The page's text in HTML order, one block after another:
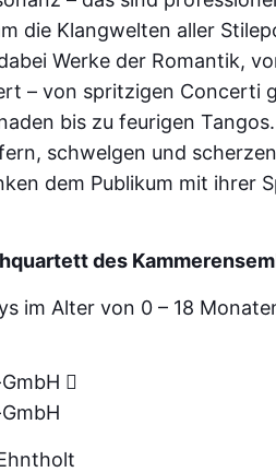
die Klangwelten aller
Werke der Romantik,
– von spritzigen Concerti
bis zu feurigen
schwelgen und
dem Publikum mit ihrer
des
im Alter von 0 – 18